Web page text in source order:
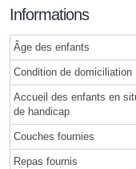
Informations
Âge des enfants
Condition de domiciliation
Accueil des enfants en
de handicap
Couches fournies
Repas fournis